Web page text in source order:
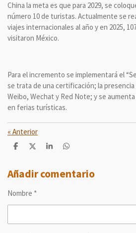
China la meta es que para 2029, se
número 10 de turistas. Actualmente se
viajes internacionales al año y en 2025,
visitaron México.
Para el incremento se implementará el
se trata de una certificación; la
Weibo, Wechat y Red Note; y se
en ferias turísticas.
« Anterior
C
p
a
t
C
p
a
C
p
a
C
p
a
Añadir comentario
Nombre *